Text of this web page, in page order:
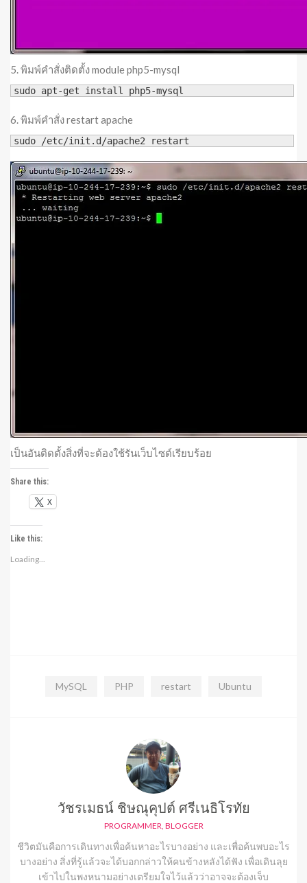
5. พิมพ์คำสั่งติดตั้ง module php5-mysql
sudo apt-get install php5-mysql
6. พิมพ์คำสั่ง restart apache
sudo /etc/init.d/apache2 restart
เป็นอันติดตั้งสิ่งที่จะต้องใช้รันเว็บไซต์เรียบร้อย
Share this:
X
Like this:
Loading...
MySQL PHP restart Ubuntu
วัชรเมธน์ ชิษณุคุปต์ ศรีเนธิโรทัย
PROGRAMMER, BLOGGER
ชีวิตมันคือการเดินทางเพื่อค้นหาอะไรบางอย่าง และเพื่อค้นพบอะไร
บางอย่าง สิ่งที่รู้แล้วจะได้บอกกล่าวให้คนข้างหลังได้ฟัง เพื่อเดินลุย
เข้าไปในพงหนามอย่างเตรียมใจไว้แล้วว่าอาจจะต้องเจ็บ